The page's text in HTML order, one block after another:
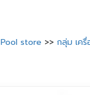
Pool store >> กลุ่ม เค